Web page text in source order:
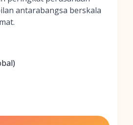
antarabangsa berskala